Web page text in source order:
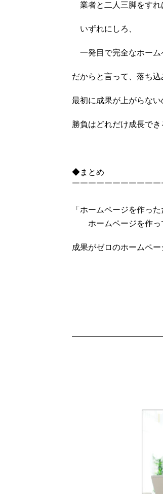
業者と二人三脚をすれ
いずれにしろ、
一発目で完全なホーム
だからと言って、落ち込
最初に成果が上がらない
勝負はどれだけ成長でき
◆まとめ
￣￣￣￣￣￣￣￣￣￣
「ホームページを作っ
ホームページを作っ
成果がゼロのホームペ